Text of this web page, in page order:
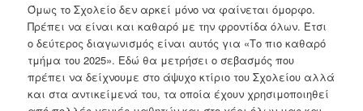
Όμως το Σχολείο δεν αρκεί μόνο να φαίνεται όμορφο.
Πρέπει να είναι και καθαρό με την φροντίδα όλων. Έτσι
ο δεύτερος διαγωνισμός είναι αυτός για «Το πιο καθαρό
τμήμα του 2025». Εδώ θα μετρήσει ο σεβασμός που
πρέπει να δείχνουμε στο άψυχο κτίριο του Σχολείου αλλά
και στα αντικείμενά του, τα οποία έχουν χρησιμοποιηθεί